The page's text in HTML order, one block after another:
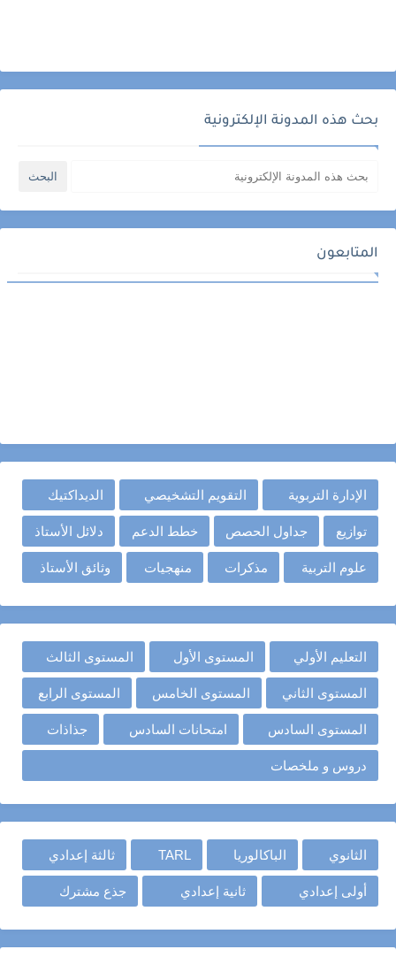
بحث هذه المدونة الإلكترونية
المتابعون
الإدارة التربوية التقويم التشخيصي الديداكتيك
توازيع جداول الحصص خطط الدعم دلائل الأستاذ
علوم التربية مذكرات منهجيات وثائق الأستاذ
التعليم الأولي المستوى الأول المستوى الثالث
المستوى الثاني المستوى الخامس المستوى الرابع
المستوى السادس امتحانات السادس جذاذات
دروس و ملخصات
الثانوي الباكالوريا TARL ثالثة إعدادي
أولى إعدادي ثانية إعدادي جذع مشترك